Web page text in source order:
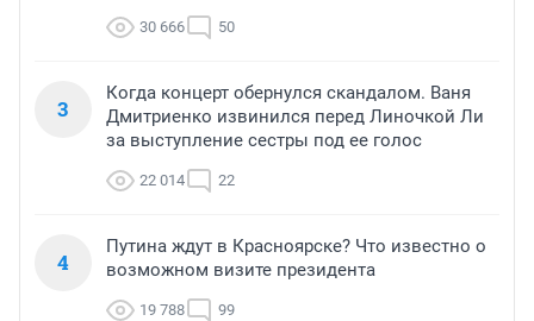
30 666 50
3
Когда концерт обернулся скандалом. Ваня
Дмитриенко извинился перед Линочкой Ли
за выступление сестры под ее голос
22 014 22
4
Путина ждут в Красноярске? Что известно о
возможном визите президента
19 788 99